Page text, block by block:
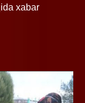
xabar